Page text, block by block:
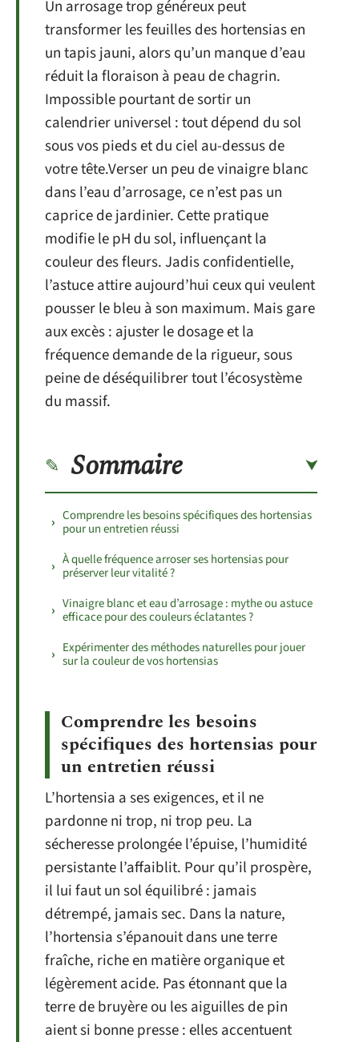
Un arrosage trop généreux peut
transformer les feuilles des hortensias en
un tapis jauni, alors qu’un manque d’eau
réduit la floraison à peau de chagrin.
Impossible pourtant de sortir un
calendrier universel : tout dépend du sol
sous vos pieds et du ciel au-dessus de
votre tête.Verser un peu de vinaigre blanc
dans l’eau d’arrosage, ce n’est pas un
caprice de jardinier. Cette pratique
modifie le pH du sol, influençant la
couleur des fleurs. Jadis confidentielle,
l’astuce attire aujourd’hui ceux qui veulent
pousser le bleu à son maximum. Mais gare
aux excès : ajuster le dosage et la
fréquence demande de la rigueur, sous
peine de déséquilibrer tout l’écosystème
du massif.
Sommaire
Comprendre les besoins spécifiques des hortensias
pour un entretien réussi
À quelle fréquence arroser ses hortensias pour
préserver leur vitalité ?
Vinaigre blanc et eau d’arrosage : mythe ou astuce
efficace pour des couleurs éclatantes ?
Expérimenter des méthodes naturelles pour jouer
sur la couleur de vos hortensias
Comprendre les besoins
spécifiques des hortensias pour
un entretien réussi
L’hortensia a ses exigences, et il ne
pardonne ni trop, ni trop peu. La
sécheresse prolongée l’épuise, l’humidité
persistante l’affaiblit. Pour qu’il prospère,
il lui faut un sol équilibré : jamais
détrempé, jamais sec. Dans la nature,
l’hortensia s’épanouit dans une terre
fraîche, riche en matière organique et
légèrement acide. Pas étonnant que la
terre de bruyère ou les aiguilles de pin
aient si bonne presse : elles accentuent